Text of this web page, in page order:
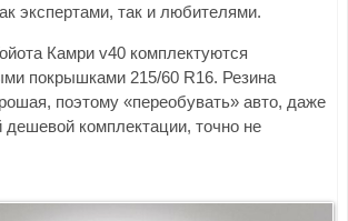
экспертами, так и любителями.
Камри v40 комплектуются
покрышками 215/60 R16. Резина
поэтому «переобувать» авто, даже
дешевой комплектации, точно не